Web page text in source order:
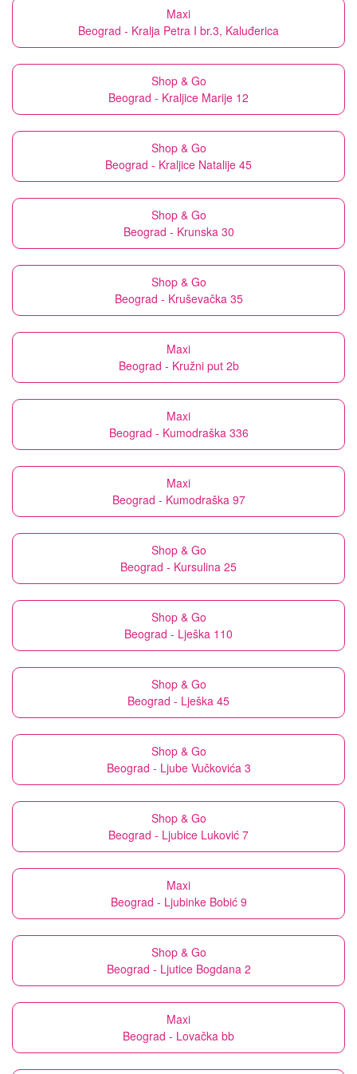
Maxi
Beograd - Kralja Petra I br.3, Kaluđerica
Shop & Go
Beograd - Kraljice Marije 12
Shop & Go
Beograd - Kraljice Natalije 45
Shop & Go
Beograd - Krunska 30
Shop & Go
Beograd - Kruševačka 35
Maxi
Beograd - Kružni put 2b
Maxi
Beograd - Kumodraška 336
Maxi
Beograd - Kumodraška 97
Shop & Go
Beograd - Kursulina 25
Shop & Go
Beograd - Lješka 110
Shop & Go
Beograd - Lješka 45
Shop & Go
Beograd - Ljube Vučkovića 3
Shop & Go
Beograd - Ljubice Luković 7
Maxi
Beograd - Ljubinke Bobić 9
Shop & Go
Beograd - Ljutice Bogdana 2
Maxi
Beograd - Lovačka bb